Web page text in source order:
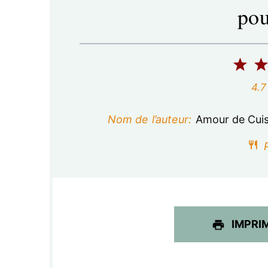
1
é
4.7
Nom de l’auteur: Amour de